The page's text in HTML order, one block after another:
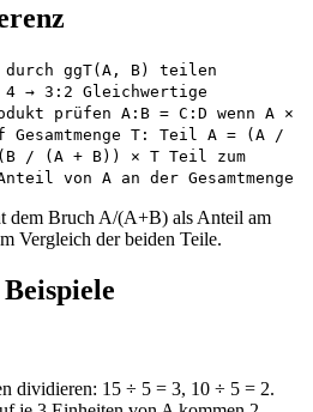
durch ggT(A, B) teilen
→ 3:2 Gleichwertige
prüfen A:B = C:D wenn A ×
Gesamtmenge T: Teil A = (A /
/ (A + B)) × T Teil zum
von A an der Gesamtmenge
dem Bruch A/(A+B) als Anteil am
Vergleich der beiden Teile.
dividieren: 15 ÷ 5 = 3, 10 ÷ 5 = 2.